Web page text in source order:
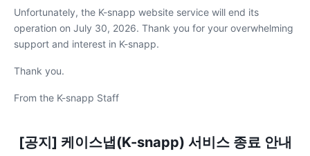
Unfortunately, the K-snapp website service will end its
operation on July 30, 2026. Thank you for your overwhelming
support and interest in K-snapp.
Thank you.
From the K-snapp Staff
[공지] 케이스냅(K-snapp) 서비스 종료 안내